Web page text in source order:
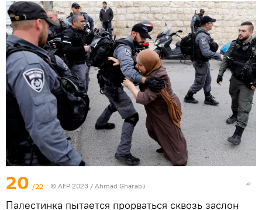
20 /22 © AFP 2023 / Ahmad Gharabli
Палестинка пытается прорваться сквозь заслон